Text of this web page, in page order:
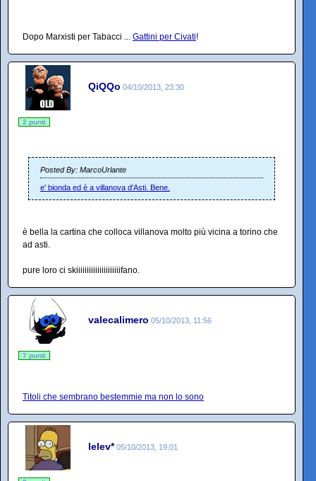
Dopo Marxisti per Tabacci ... Gattini per Civati!
QiQQo 04/10/2013, 23:30
2 punti
Posted By: MarcoUrlante
e' bionda ed è a villanova d'Asti. Bene.
è bella la cartina che colloca villanova molto più vicina a torino che
ad asti.
pure loro ci skiiiiiiiiiiiiiiiiiiiiifano.
valecalimero 05/10/2013, 11:56
7 punti
Titoli che sembrano bestemmie ma non lo sono
lelev* 05/10/2013, 19:01